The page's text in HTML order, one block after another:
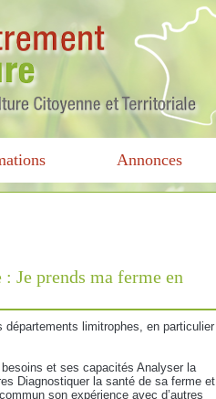
Annonces
Je prends ma ferme en
limitrophes, en particulier
et ses capacités Analyser la
Diagnostiquer la santé de sa ferme et
son expérience avec d’autres